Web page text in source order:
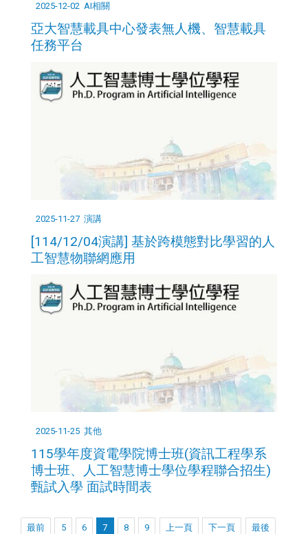
2025-12-02 AI相關
亞大智慧載具中心發表無人機、智慧載具
任務平台
2025-11-27 演講
[114/12/04演講] 基於跨模態對比學習的人
工智慧物聯網應用
2025-11-25 其他
115學年度資電學院博士班(資訊工程學系
博士班、人工智慧博士學位學程聯合招生)
甄試入學 面試時間表
最前 5 6 7 8 9 上一頁 下一頁 最後